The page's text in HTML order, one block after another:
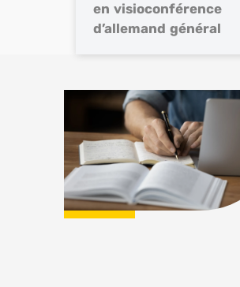
en visioconférence
d’allemand général